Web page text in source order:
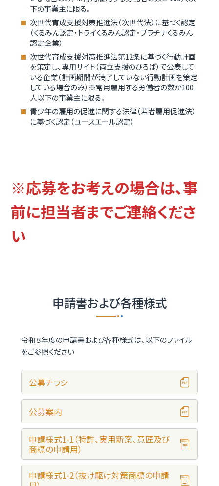
下の事業主に限る。
次世代育成支援対策推進法（次世代法）に基づく認定
（くるみん認定・トライくるみん認定・プラチナくるみん
認定企業）
次世代育成支援対策推進法第12条に基づく行動計画
を策定し、専用サイト（両立支援のひろば）で公表して
いる企業（計画期間が満了していない行動計画を策定
している場合のみ）※常用雇用する労働者の数が100
人以下の事業主に限る。
青少年の雇用の促進に関する法律（若者雇用促進法）
に基づく認定（ユースエール認定）
※応募をお考えの場合は、事
前に担当者までご連絡くださ
い
申請書および各種様式
令和８年度の申請書および各種様式は、以下のファイル
をご参照ください
公募チラシ
公募案内
申請様式1-1（特許、実用新案、意匠及び
商標の申請用）
申請様式1-2（抜け駆け対策商標の申請